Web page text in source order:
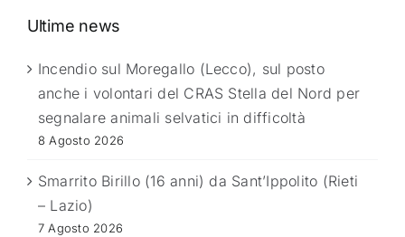
Ultime news
Incendio sul Moregallo (Lecco), sul posto
anche i volontari del CRAS Stella del Nord per
segnalare animali selvatici in difficoltà
8 Agosto 2026
Smarrito Birillo (16 anni) da Sant’Ippolito (Rieti
– Lazio)
7 Agosto 2026